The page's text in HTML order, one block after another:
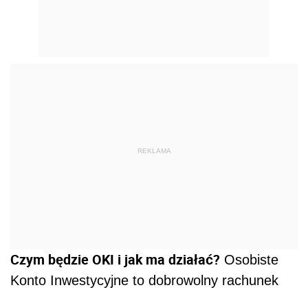
REKLAMA
Czym będzie OKI i jak ma działać? Osobiste
Konto Inwestycyjne to dobrowolny rachunek